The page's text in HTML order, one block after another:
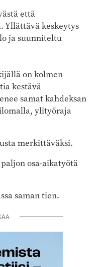
että
Yllättävä keskeytys
ja suunniteltu
on kolmen
kestävä
samat kahdeksan
ylityöraja
merkittäväksi.
osa-aikatyötä
saman tien.